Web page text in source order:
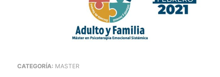
CATEGORÍA: MASTER